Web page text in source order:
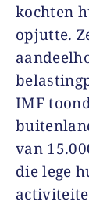
kochten
opjutte.
IMF
van
die lege